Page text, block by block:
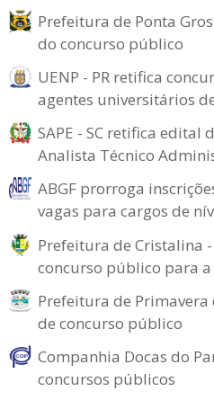
Prefeitura de Ponta
do concurso público
UENP - PR retifica
agentes universitários
SAPE - SC retifica
Analista Técnico
ABGF prorroga
vagas para cargos de
Prefeitura de Cristalina
concurso público para
Prefeitura de
de concurso público
Companhia Docas do
concursos públicos